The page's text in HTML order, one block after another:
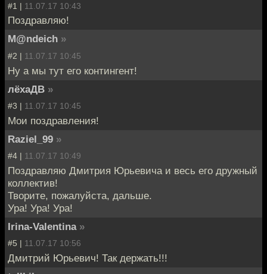
#1 | 11.07.17 10:43
Поздравляю!
M@ndeich »
#2 | 11.07.17 10:45
Ну а мы тут его контингент!
лёхаДВ »
#3 | 11.07.17 10:45
Мои поздравления!
Raziel_99 »
#4 | 11.07.17 10:49
Поздравляю Дмитрия Юрьевича и весь его дружный
коллектив!
Творите, пожалуйста, дальше.
Ура! Ура! Ура!
Irina-Valentina »
#5 | 11.07.17 10:56
Дмитрий Юрьевич! Так держать!!!